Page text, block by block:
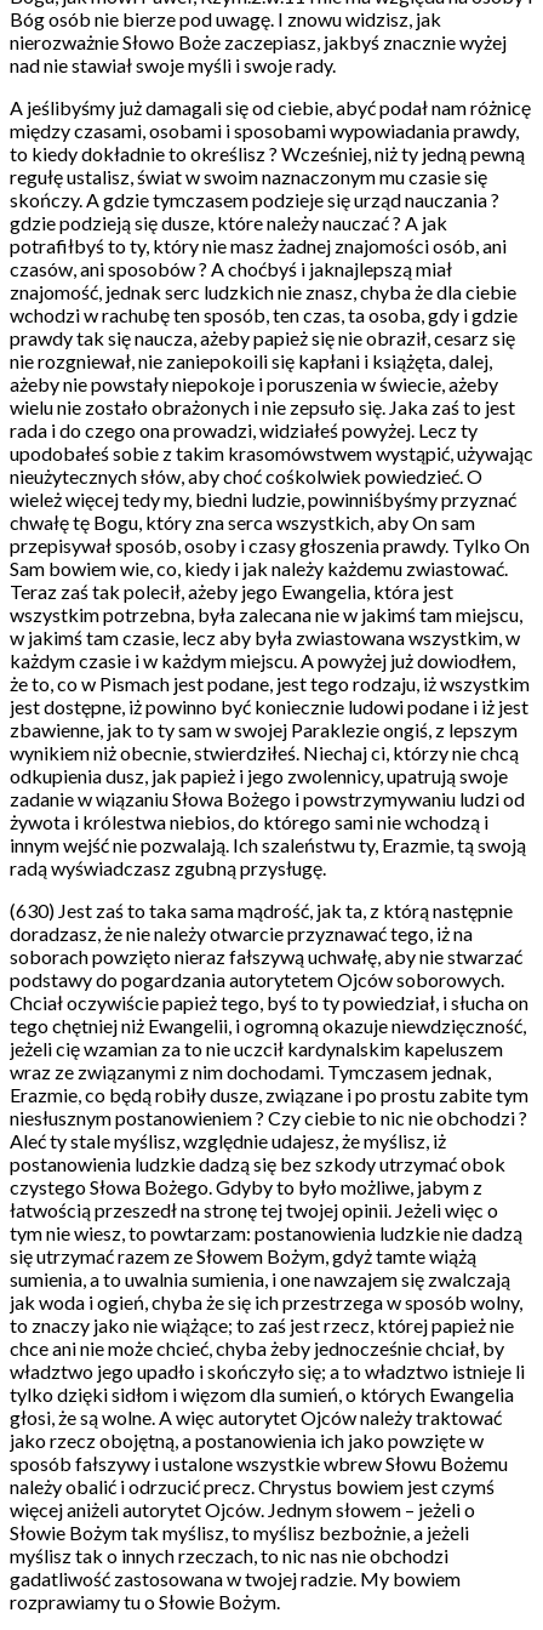
Bóg osób nie bierze pod uwagę. I znowu widzisz, jak
nierozważnie Słowo Boże zaczepiasz, jakbyś znacznie wyżej
nad nie stawiał swoje myśli i swoje rady.
A jeślibyśmy już damagali się od ciebie, abyć podał nam różnicę
między czasami, osobami i sposobami wypowiadania prawdy,
to kiedy dokładnie to określisz ? Wcześniej, niż ty jedną pewną
regułę ustalisz, świat w swoim naznaczonym mu czasie się
skończy. A gdzie tymczasem podzieje się urząd nauczania ?
gdzie podzieją się dusze, które należy nauczać ? A jak
potrafiłbyś to ty, który nie masz żadnej znajomości osób, ani
czasów, ani sposobów ? A choćbyś i jaknajlepszą miał
znajomość, jednak serc ludzkich nie znasz, chyba że dla ciebie
wchodzi w rachubę ten sposób, ten czas, ta osoba, gdy i gdzie
prawdy tak się naucza, ażeby papież się nie obraził, cesarz się
nie rozgniewał, nie zaniepokoili się kapłani i książęta, dalej,
ażeby nie powstały niepokoje i poruszenia w świecie, ażeby
wielu nie zostało obrażonych i nie zepsuło się. Jaka zaś to jest
rada i do czego ona prowadzi, widziałeś powyżej. Lecz ty
upodobałeś sobie z takim krasomówstwem wystąpić, używając
nieużytecznych słów, aby choć cośkolwiek powiedzieć. O
wieleż więcej tedy my, biedni ludzie, powinniśbyśmy przyznać
chwałę tę Bogu, który zna serca wszystkich, aby On sam
przepisywał sposób, osoby i czasy głoszenia prawdy. Tylko On
Sam bowiem wie, co, kiedy i jak należy każdemu zwiastować.
Teraz zaś tak polecił, ażeby jego Ewangelia, która jest
wszystkim potrzebna, była zalecana nie w jakimś tam miejscu,
w jakimś tam czasie, lecz aby była zwiastowana wszystkim, w
każdym czasie i w każdym miejscu. A powyżej już dowiodłem,
że to, co w Pismach jest podane, jest tego rodzaju, iż wszystkim
jest dostępne, iż powinno być koniecznie ludowi podane i iż jest
zbawienne, jak to ty sam w swojej Paraklezie ongiś, z lepszym
wynikiem niż obecnie, stwierdziłeś. Niechaj ci, którzy nie chcą
odkupienia dusz, jak papież i jego zwolennicy, upatrują swoje
zadanie w wiązaniu Słowa Bożego i powstrzymywaniu ludzi od
żywota i królestwa niebios, do którego sami nie wchodzą i
innym wejść nie pozwalają. Ich szaleństwu ty, Erazmie, tą swoją
radą wyświadczasz zgubną przysługę.
(630) Jest zaś to taka sama mądrość, jak ta, z którą następnie
doradzasz, że nie należy otwarcie przyznawać tego, iż na
soborach powzięto nieraz fałszywą uchwałę, aby nie stwarzać
podstawy do pogardzania autorytetem Ojców soborowych.
Chciał oczywiście papież tego, byś to ty powiedział, i słucha on
tego chętniej niż Ewangelii, i ogromną okazuje niewdzięczność,
jeżeli cię wzamian za to nie uczcił kardynalskim kapeluszem
wraz ze związanymi z nim dochodami. Tymczasem jednak,
Erazmie, co będą robiły dusze, związane i po prostu zabite tym
niesłusznym postanowieniem ? Czy ciebie to nic nie obchodzi ?
Aleć ty stale myślisz, względnie udajesz, że myślisz, iż
postanowienia ludzkie dadzą się bez szkody utrzymać obok
czystego Słowa Bożego. Gdyby to było możliwe, jabym z
łatwością przeszedł na stronę tej twojej opinii. Jeżeli więc o
tym nie wiesz, to powtarzam: postanowienia ludzkie nie dadzą
się utrzymać razem ze Słowem Bożym, gdyż tamte wiążą
sumienia, a to uwalnia sumienia, i one nawzajem się zwalczają
jak woda i ogień, chyba że się ich przestrzega w sposób wolny,
to znaczy jako nie wiążące; to zaś jest rzecz, której papież nie
chce ani nie może chcieć, chyba żeby jednocześnie chciał, by
władztwo jego upadło i skończyło się; a to władztwo istnieje li
tylko dzięki sidłom i więzom dla sumień, o których Ewangelia
głosi, że są wolne. A więc autorytet Ojców należy traktować
jako rzecz obojętną, a postanowienia ich jako powzięte w
sposób fałszywy i ustalone wszystkie wbrew Słowu Bożemu
należy obalić i odrzucić precz. Chrystus bowiem jest czymś
więcej aniżeli autorytet Ojców. Jednym słowem – jeżeli o
Słowie Bożym tak myślisz, to myślisz bezbożnie, a jeżeli
myślisz tak o innych rzeczach, to nic nas nie obchodzi
gadatliwość zastosowana w twojej radzie. My bowiem
rozprawiamy tu o Słowie Bożym.